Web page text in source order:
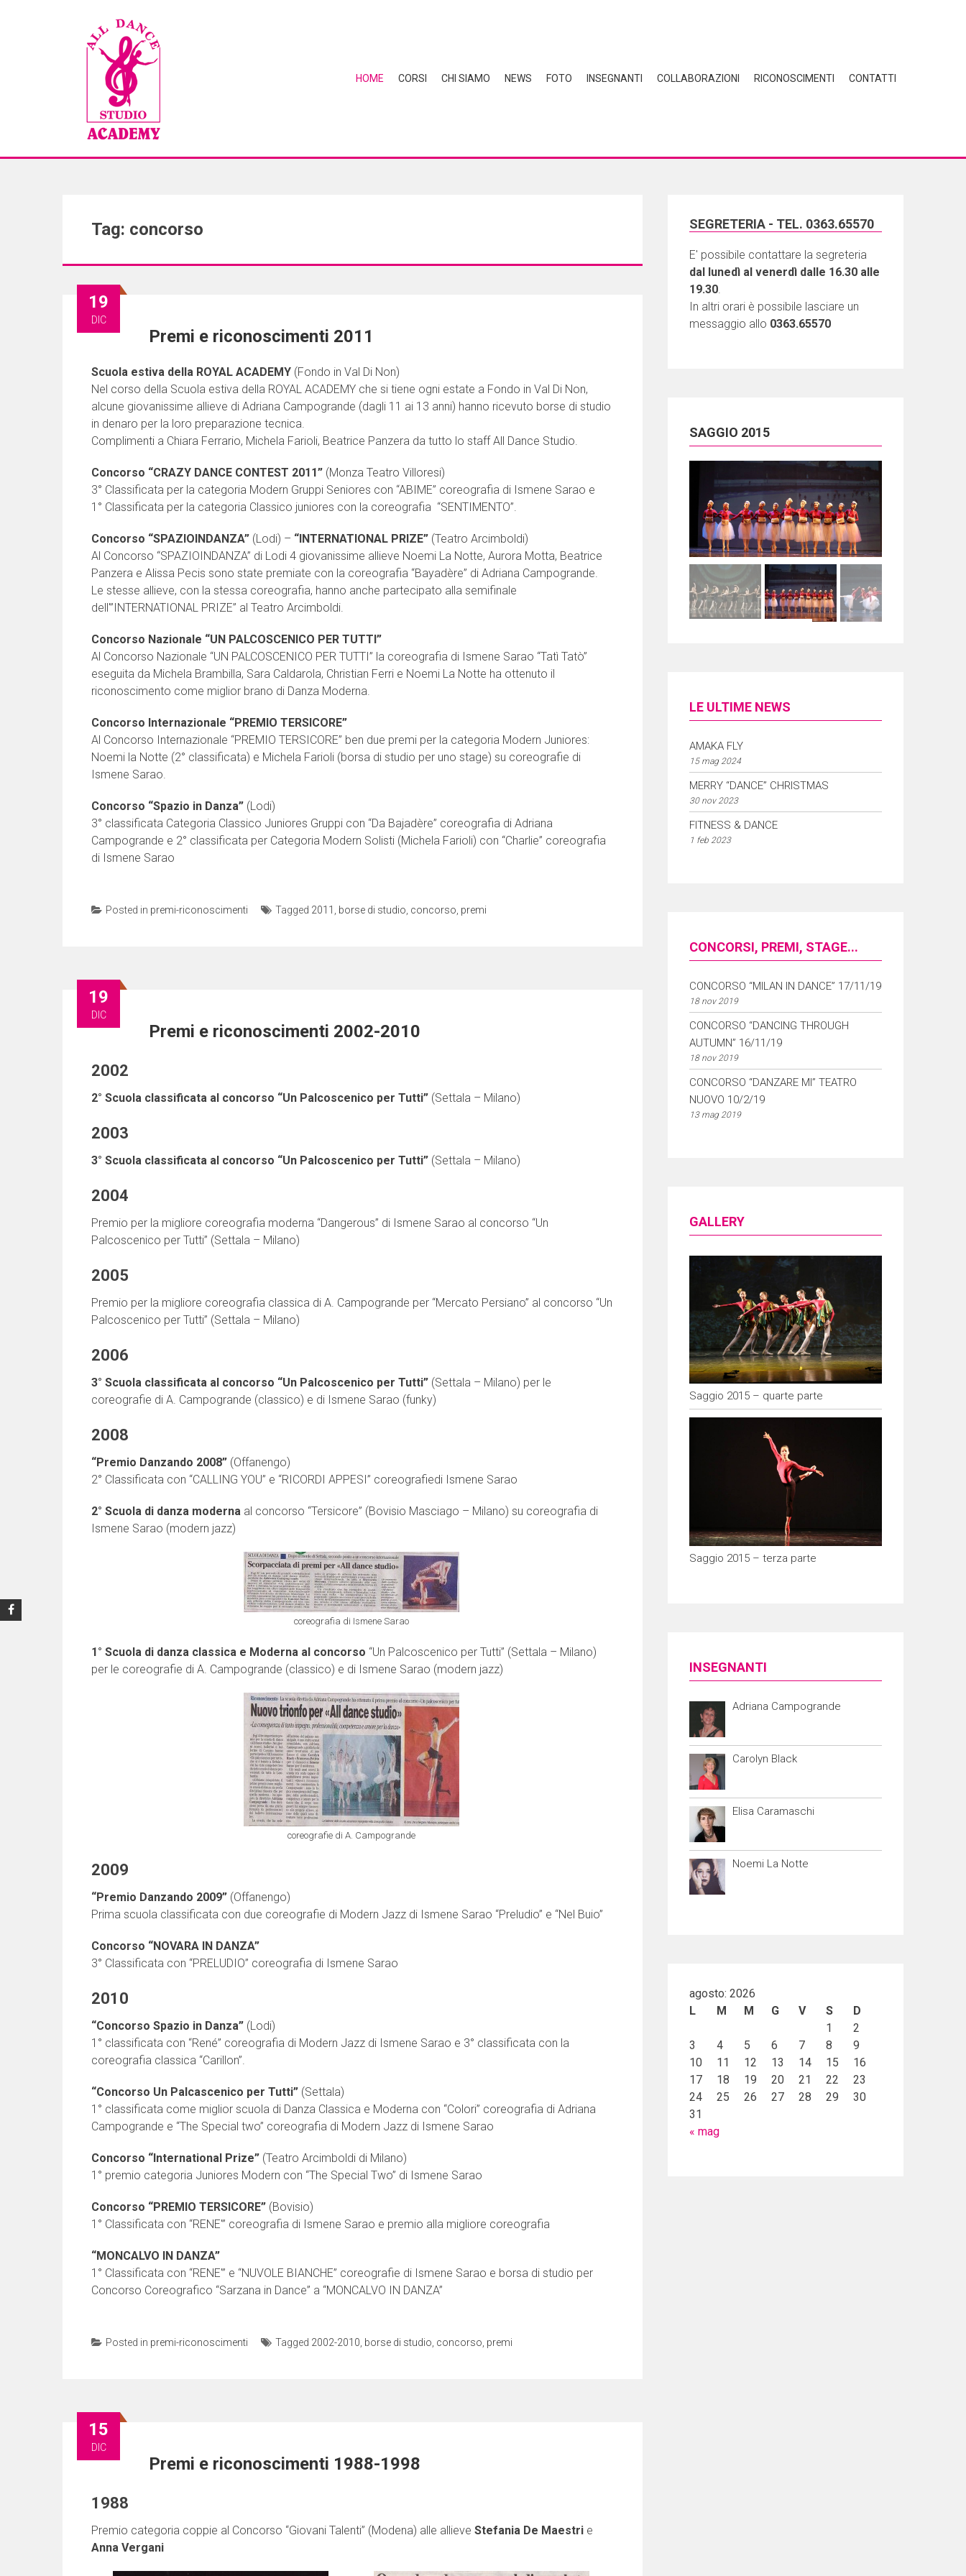
HOME CORSI CHI SIAMO NEWS FOTO INSEGNANTI COLLABORAZIONI RICONOSCIMENTI CONTATTI
Tag: concorso
Premi e riconoscimenti 2011
19
DIC
Scuola estiva della ROYAL ACADEMY (Fondo in Val Di Non)
Nel corso della Scuola estiva della ROYAL ACADEMY che si tiene ogni estate a Fondo in Val Di Non,
alcune giovanissime allieve di Adriana Campogrande (dagli 11 ai 13 anni) hanno ricevuto borse di studio
in denaro per la loro preparazione tecnica.
Complimenti a Chiara Ferrario, Michela Farioli, Beatrice Panzera da tutto lo staff All Dance Studio.
Concorso “CRAZY DANCE CONTEST 2011” (Monza Teatro Villoresi)
3° Classificata per la categoria Modern Gruppi Seniores con “ABIME” coreografia di Ismene Sarao e
1° Classificata per la categoria Classico juniores con la coreografia “SENTIMENTO”.
Concorso “SPAZIOINDANZA” (Lodi) – “INTERNATIONAL PRIZE” (Teatro Arcimboldi)
Al Concorso “SPAZIOINDANZA” di Lodi 4 giovanissime allieve Noemi La Notte, Aurora Motta, Beatrice
Panzera e Alissa Pecis sono state premiate con la coreografia “Bayadère” di Adriana Campogrande.
Le stesse allieve, con la stessa coreografia, hanno anche partecipato alla semifinale
dell'”INTERNATIONAL PRIZE” al Teatro Arcimboldi.
Concorso Nazionale “UN PALCOSCENICO PER TUTTI”
Al Concorso Nazionale “UN PALCOSCENICO PER TUTTI” la coreografia di Ismene Sarao “Tatì Tatò”
eseguita da Michela Brambilla, Sara Caldarola, Christian Ferri e Noemi La Notte ha ottenuto il
riconoscimento come miglior brano di Danza Moderna.
Concorso Internazionale “PREMIO TERSICORE”
Al Concorso Internazionale “PREMIO TERSICORE” ben due premi per la categoria Modern Juniores:
Noemi la Notte (2° classificata) e Michela Farioli (borsa di studio per uno stage) su coreografie di
Ismene Sarao.
Concorso “Spazio in Danza” (Lodi)
3° classificata Categoria Classico Juniores Gruppi con “Da Bajadère” coreografia di Adriana
Campogrande e 2° classificata per Categoria Modern Solisti (Michela Farioli) con “Charlie” coreografia
di Ismene Sarao
Posted in premi-riconoscimenti Tagged 2011 borse di studio concorso premi
Premi e riconoscimenti 2002-2010
19
DIC
2002
2° Scuola classificata al concorso “Un Palcoscenico per Tutti” (Settala – Milano)
2003
3° Scuola classificata al concorso “Un Palcoscenico per Tutti” (Settala – Milano)
2004
Premio per la migliore coreografia moderna “Dangerous” di Ismene Sarao al concorso “Un
Palcoscenico per Tutti” (Settala – Milano)
2005
Premio per la migliore coreografia classica di A. Campogrande per “Mercato Persiano” al concorso “Un
Palcoscenico per Tutti” (Settala – Milano)
2006
3° Scuola classificata al concorso “Un Palcoscenico per Tutti” (Settala – Milano) per le
coreografie di A. Campogrande (classico) e di Ismene Sarao (funky)
2008
“Premio Danzando 2008” (Offanengo)
2° Classificata con “CALLING YOU” e “RICORDI APPESI” coreografiedi Ismene Sarao
2° Scuola di danza moderna al concorso “Tersicore” (Bovisio Masciago – Milano) su coreografia di
Ismene Sarao (modern jazz)
coreografia di Ismene Sarao
1° Scuola di danza classica e Moderna al concorso “Un Palcoscenico per Tutti” (Settala – Milano)
per le coreografie di A. Campogrande (classico) e di Ismene Sarao (modern jazz)
coreografie di A. Campogrande
2009
“Premio Danzando 2009” (Offanengo)
Prima scuola classificata con due coreografie di Modern Jazz di Ismene Sarao “Preludio” e “Nel Buio”
Concorso “NOVARA IN DANZA”
3° Classificata con “PRELUDIO” coreografia di Ismene Sarao
2010
“Concorso Spazio in Danza” (Lodi)
1° classificata con “René” coreografia di Modern Jazz di Ismene Sarao e 3° classificata con la
coreografia classica “Carillon”.
“Concorso Un Palcascenico per Tutti” (Settala)
1° classificata come miglior scuola di Danza Classica e Moderna con “Colori” coreografia di Adriana
Campogrande e “The Special two” coreografia di Modern Jazz di Ismene Sarao
Concorso “International Prize” (Teatro Arcimboldi di Milano)
1° premio categoria Juniores Modern con “The Special Two” di Ismene Sarao
Concorso “PREMIO TERSICORE” (Bovisio)
1° Classificata con “RENE'” coreografia di Ismene Sarao e premio alla migliore coreografia
“MONCALVO IN DANZA”
1° Classificata con “RENE'” e “NUVOLE BIANCHE” coreografie di Ismene Sarao e borsa di studio per
Concorso Coreografico “Sarzana in Dance” a “MONCALVO IN DANZA”
Posted in premi-riconoscimenti Tagged 2002-2010 borse di studio concorso premi
Premi e riconoscimenti 1988-1998
15
DIC
1988
Premio categoria coppie al Concorso “Giovani Talenti” (Modena) alle allieve Stefania De Maestri e
Anna Vergani
SEGRETERIA - TEL. 0363.65570
E' possibile contattare la segreteria
dal lunedì al venerdì dalle 16.30 alle
19.30.
In altri orari è possibile lasciare un
messaggio allo 0363.65570
SAGGIO 2015
LE ULTIME NEWS
AMAKA FLY
15 mag 2024
MERRY “DANCE” CHRISTMAS
30 nov 2023
FITNESS & DANCE
1 feb 2023
CONCORSI, PREMI, STAGE...
CONCORSO “MILAN IN DANCE” 17/11/19
18 nov 2019
CONCORSO “DANCING THROUGH
AUTUMN” 16/11/19
18 nov 2019
CONCORSO “DANZARE MI” TEATRO
NUOVO 10/2/19
13 mag 2019
GALLERY
Saggio 2015 – quarte parte
Saggio 2015 – terza parte
INSEGNANTI
Adriana Campogrande
Carolyn Black
Elisa Caramaschi
Noemi La Notte
agosto: 2026
L
M M G V S D
« mag
1
2
3
4 5 6 7 8
9
10
11 12 13 14 15
16
17
18 19 20 21 22
23
24
25 26 27 28 29
30
31